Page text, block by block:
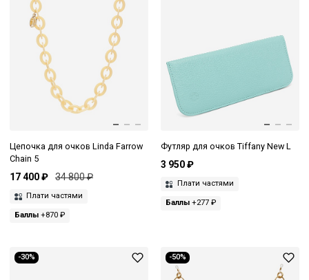
Цепочка для очков Linda Farrow
Chain 5
17 400 ₽ 34 800 ₽
Плати частями
Баллы +870 ₽
Футляр для очков Tiffany New L
3 950 ₽
Плати частями
Баллы+277 ₽
-30% -50%